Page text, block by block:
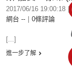
2017/06/16 19:00:18 |
網台 --
0條評論
[...]
進一步了解